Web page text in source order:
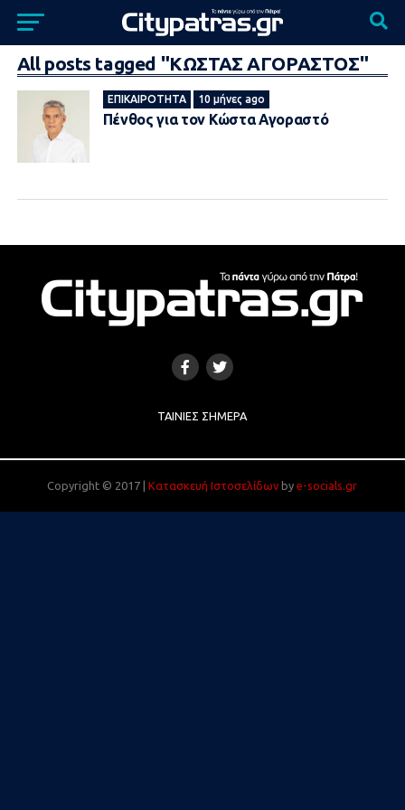
All posts tagged "ΚΩΣΤΑΣ ΑΓΟΡΑΣΤΟΣ"
ΕΠΙΚΑΙΡΌΤΗΤΑ 10 μήνες ago
Πένθος για τον Κώστα Αγοραστό
ΤΑΙΝΊΕΣ ΣΉΜΕΡΑ
Copyright © 2017 |Κατασκευή Ιστοσελίδων bye-socials.gr